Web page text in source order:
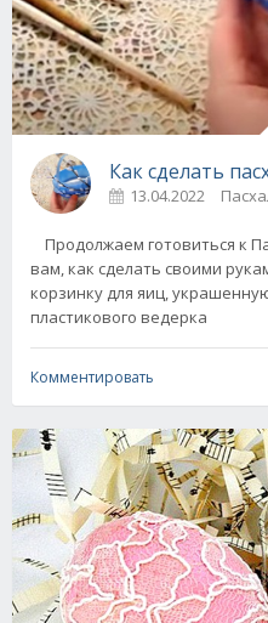
Как сделать
13.04.2022
Продолжаем готовиться к
вам, как сделать своими
корзинку для яиц,
пластикового ведерка
Комментировать